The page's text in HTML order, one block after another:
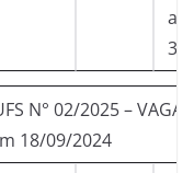
a
N° 02/2025 – VAGAS
18/09/2024